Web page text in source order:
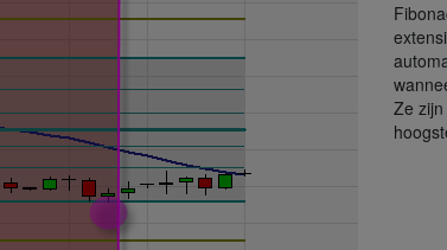
Ze